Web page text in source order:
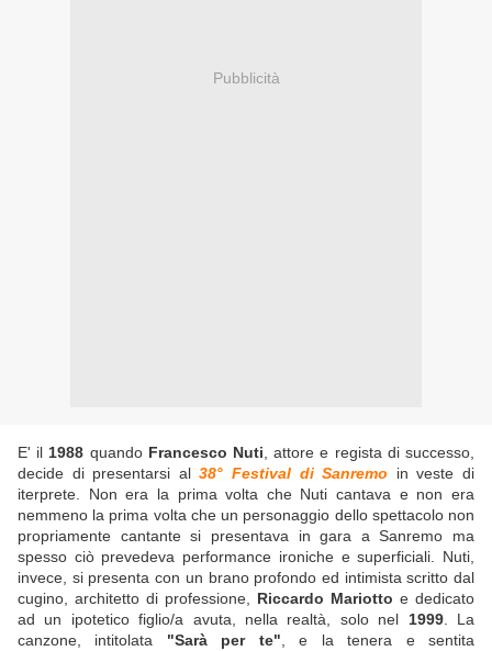
Pubblicità
E' il 1988 quando Francesco Nuti , attore e regista di successo,
decide di presentarsi al38° Festival di Sanremo in veste di
iterprete. Non era la prima volta che Nuti cantava e non era
nemmeno la prima volta che un personaggio dello spettacolo non
propriamente cantante si presentava in gara a Sanremo ma
spesso ciò prevedeva performance ironiche e superficiali. Nuti,
invece, si presenta con un brano profondo ed intimista scritto dal
cugino, architetto di professione, Riccardo Mariotto e dedicato
ad un ipotetico figlio/a avuta, nella realtà, solo nel 1999. La
canzone, intitolata "Sarà per te" , e la tenera e sentita